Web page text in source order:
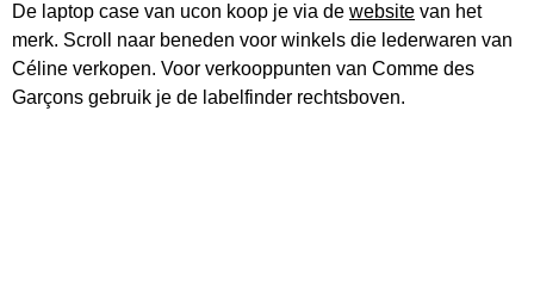
De laptop case van ucon koop je via de website van het
merk. Scroll naar beneden voor winkels die lederwaren van
Céline verkopen. Voor verkooppunten van Comme des
Garçons gebruik je de labelfinder rechtsboven.